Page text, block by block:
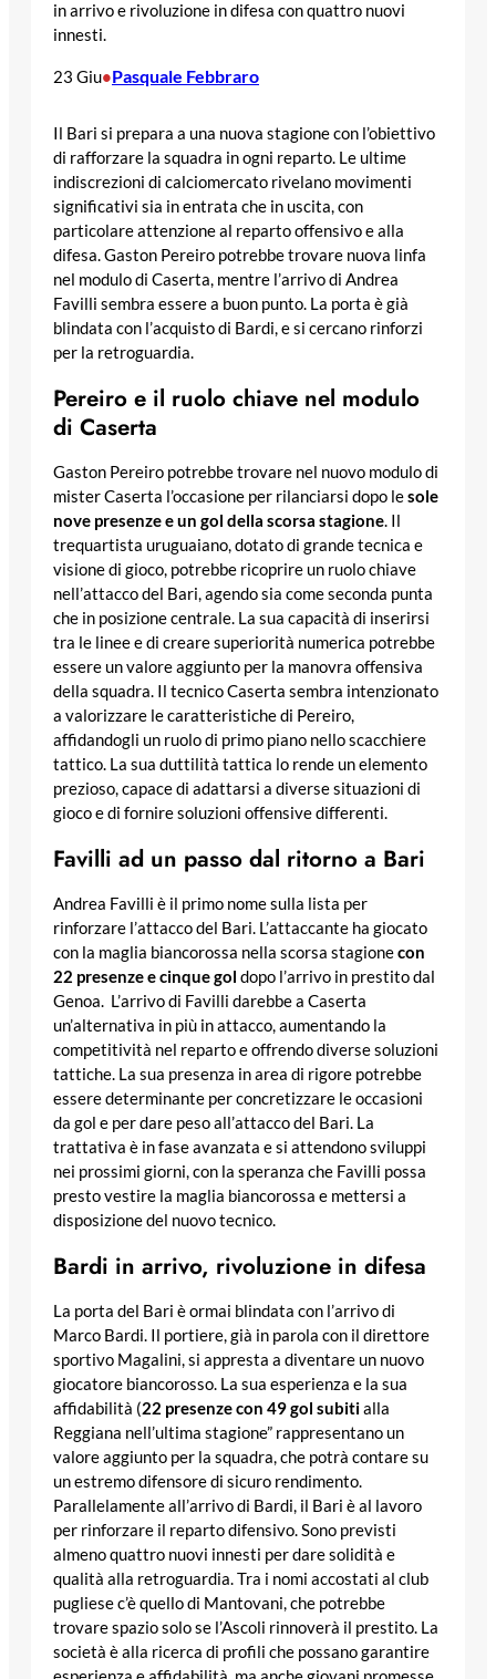
in arrivo e rivoluzione in difesa con quattro nuovi
innesti.
23 Giu•Pasquale Febbraro
Il Bari si prepara a una nuova stagione con l’obiettivo
di rafforzare la squadra in ogni reparto. Le ultime
indiscrezioni di calciomercato rivelano movimenti
significativi sia in entrata che in uscita, con
particolare attenzione al reparto offensivo e alla
difesa. Gaston Pereiro potrebbe trovare nuova linfa
nel modulo di Caserta, mentre l’arrivo di Andrea
Favilli sembra essere a buon punto. La porta è già
blindata con l’acquisto di Bardi, e si cercano rinforzi
per la retroguardia.
Pereiro e il ruolo chiave nel modulo
di Caserta
Gaston Pereiro potrebbe trovare nel nuovo modulo di
mister Caserta l’occasione per rilanciarsi dopo lesole
nove presenze e un gol della scorsa stagione. Il
trequartista uruguaiano, dotato di grande tecnica e
visione di gioco, potrebbe ricoprire un ruolo chiave
nell’attacco del Bari, agendo sia come seconda punta
che in posizione centrale. La sua capacità di inserirsi
tra le linee e di creare superiorità numerica potrebbe
essere un valore aggiunto per la manovra offensiva
della squadra. Il tecnico Caserta sembra intenzionato
a valorizzare le caratteristiche di Pereiro,
affidandogli un ruolo di primo piano nello scacchiere
tattico. La sua duttilità tattica lo rende un elemento
prezioso, capace di adattarsi a diverse situazioni di
gioco e di fornire soluzioni offensive differenti.
Favilli ad un passo dal ritorno a Bari
Andrea Favilli è il primo nome sulla lista per
rinforzare l’attacco del Bari. L’attaccante ha giocato
con la maglia biancorossa nella scorsa stagionecon
22 presenze e cinque gol dopo l’arrivo in prestito dal
Genoa. L’arrivo di Favilli darebbe a Caserta
un’alternativa in più in attacco, aumentando la
competitività nel reparto e offrendo diverse soluzioni
tattiche. La sua presenza in area di rigore potrebbe
essere determinante per concretizzare le occasioni
da gol e per dare peso all’attacco del Bari. La
trattativa è in fase avanzata e si attendono sviluppi
nei prossimi giorni, con la speranza che Favilli possa
presto vestire la maglia biancorossa e mettersi a
disposizione del nuovo tecnico.
Bardi in arrivo, rivoluzione in difesa
La porta del Bari è ormai blindata con l’arrivo di
Marco Bardi. Il portiere, già in parola con il direttore
sportivo Magalini, si appresta a diventare un nuovo
giocatore biancorosso. La sua esperienza e la sua
affidabilità (22 presenze con 49 gol subitialla
Reggiana nell’ultima stagione” rappresentano un
valore aggiunto per la squadra, che potrà contare su
un estremo difensore di sicuro rendimento.
Parallelamente all’arrivo di Bardi, il Bari è al lavoro
per rinforzare il reparto difensivo. Sono previsti
almeno quattro nuovi innesti per dare solidità e
qualità alla retroguardia. Tra i nomi accostati al club
pugliese c’è quello di Mantovani, che potrebbe
trovare spazio solo se l’Ascoli rinnoverà il prestito. La
società è alla ricerca di profili che possano garantire